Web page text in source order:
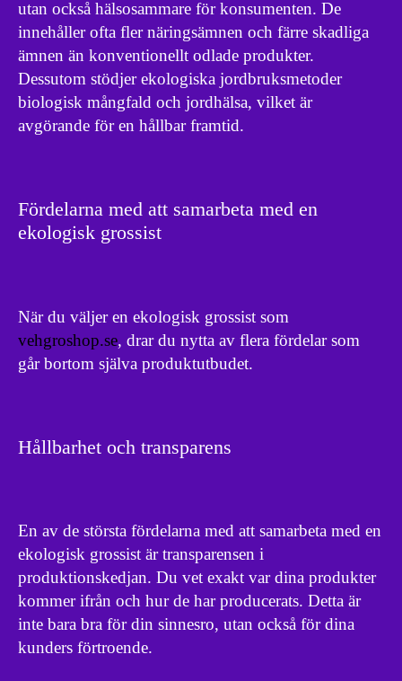
utan också hälsosammare för konsumenten. De
innehåller ofta fler näringsämnen och färre skadliga
ämnen än konventionellt odlade produkter.
Dessutom stödjer ekologiska jordbruksmetoder
biologisk mångfald och jordhälsa, vilket är
avgörande för en hållbar framtid.
Fördelarna med att samarbeta med en
ekologisk grossist
När du väljer en ekologisk grossist som
vehgroshop.se, drar du nytta av flera fördelar som
går bortom själva produktutbudet.
Hållbarhet och transparens
En av de största fördelarna med att samarbeta med en
ekologisk grossist är transparensen i
produktionskedjan. Du vet exakt var dina produkter
kommer ifrån och hur de har producerats. Detta är
inte bara bra för din sinnesro, utan också för dina
kunders förtroende.